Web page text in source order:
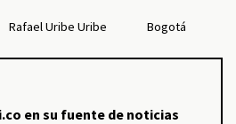
Rafael Uribe Uribe Bogotá
en su fuente de noticias